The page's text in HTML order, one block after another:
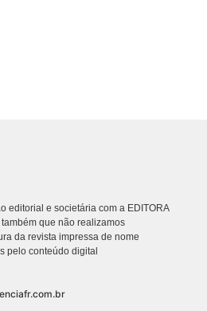
editorial e societária com a EDITORA
que não realizamos
da revista impressa de nome
pelo conteúdo digital